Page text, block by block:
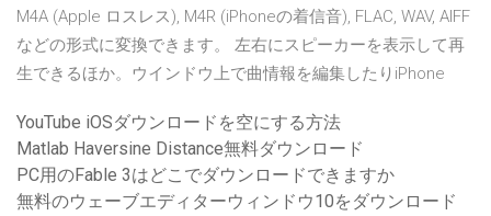
M4A (Apple ロスレス), M4R (iPhoneの着信音), FLAC, WAV, AIFF
などの形式に変換できます。 左右にスピーカーを表示して再
生できるほか。ウインドウ上で曲情報を編集したりiPhone
YouTube iOSダウンロードを空にする方法
Matlab Haversine Distance無料ダウンロード
PC用のFable 3はどこでダウンロードできますか
無料のウェーブエディターウィンドウ10をダウンロード